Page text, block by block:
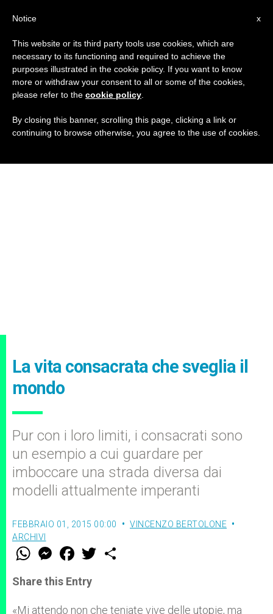
La vita consacrata che sveglia il
mondo
Pur con i loro limiti, i consacrati sono
un esempio a cui guardare per
imboccare una strada diversa dai
modelli attualmente imperanti
FEBBRAIO 01, 2015 00:00
VINCENZO BERTOLONE
ARCHIVI
W
t
s
p
M
e
s
e
g
F
a
e
b
o
w
r
Share this Entry
«Mi attendo non che teniate vive delle utopie, ma
x
Notice
This website or its third party tools use cookies, which are
necessary to its functioning and required to achieve the
purposes illustrated in the cookie policy. If you want to know
more or withdraw your consent to all or some of the cookies,
please refer to the cookie policy
By closing this banner, scrolling this page, clicking a link or
continuing to browse otherwise, you agree to the use of cookies.